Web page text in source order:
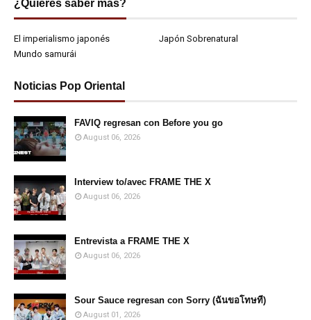
¿Quieres saber más?
El imperialismo japonés
Japón Sobrenatural
Mundo samurái
Noticias Pop Oriental
FAVIQ regresan con Before you go
August 06, 2026
Interview to/avec FRAME THE X
August 06, 2026
Entrevista a FRAME THE X
August 06, 2026
Sour Sauce regresan con Sorry (ฉันขอโทษที)
August 01, 2026